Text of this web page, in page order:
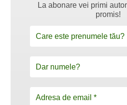
La abonare vei primi
promis!